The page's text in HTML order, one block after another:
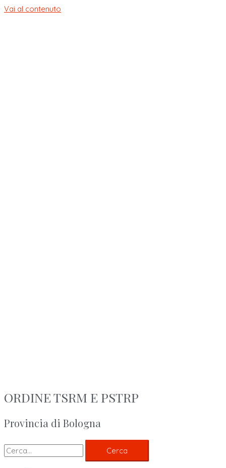
Vai al contenuto
ORDINE TSRM E PSTRP
Provincia di Bologna
Cerca